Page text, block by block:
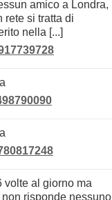
amico a Londra,
rete si tratta di
nella [...]
risponde nessuno